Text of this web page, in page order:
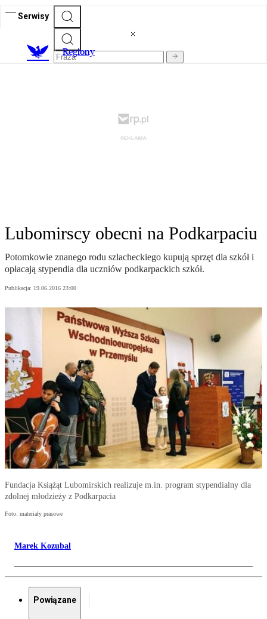
Serwisy
Regiony
Lubomirscy obecni na Podkarpaciu
Potomkowie znanego rodu szlacheckiego kupują sprzęt dla szkół i
opłacają stypendia dla uczniów podkarpackich szkół.
Publikacja: 19.06.2016 23:00
Fundacja Książąt Lubomirskich realizuje m.in. program stypendialny dla
zdolnej młodzieży z Podkarpacia
Foto: materiały prasowe
Marek Kozubal
Powiązane